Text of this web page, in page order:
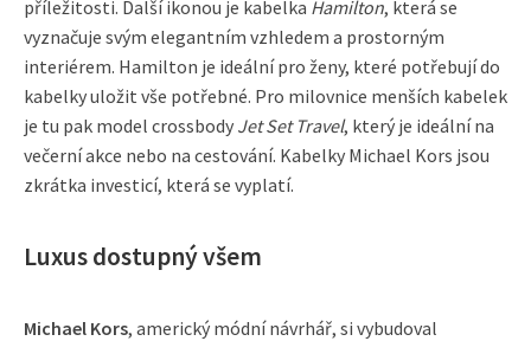
příležitosti. Další ikonou je kabelka Hamilton, která se
vyznačuje svým elegantním vzhledem a prostorným
interiérem. Hamilton je ideální pro ženy, které potřebují do
kabelky uložit vše potřebné. Pro milovnice menších kabelek
je tu pak model crossbody Jet Set Travel, který je ideální na
večerní akce nebo na cestování. Kabelky Michael Kors jsou
zkrátka investicí, která se vyplatí.
Luxus dostupný všem
Michael Kors, americký módní návrhář, si vybudoval